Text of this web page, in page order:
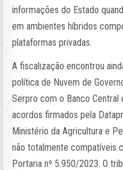
informações do Estado
em ambientes híbridos
plataformas privadas.
A fiscalização encontrou
política de Nuvem de
Serpro com o Banco
acordos firmados pela
Ministério da Agricultura e
não totalmente compatíveis
Portaria nº 5.950/2023. O